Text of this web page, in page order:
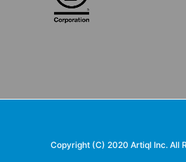
Copyright (C) 2020 Artiql Inc. All